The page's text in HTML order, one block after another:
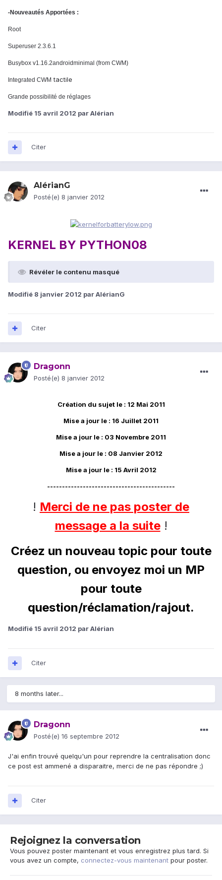
-Nouveautés Apportées :
Root
Superuser 2.3.6.1
Busybox v1.16.2androidminimal (from CWM)
Integrated CWM tactile
Grande possibilité de réglages
Modifié 15 avril 2012 par Alérian
Citer
AlérianG
Posté(e) 8 janvier 2012
KERNEL BY PYTHON08
Révéler le contenu masqué
Modifié 8 janvier 2012 par AlérianG
Citer
Dragonn
Posté(e) 8 janvier 2012
Création du sujet le : 12 Mai 2011
Mise a jour le : 16 Juillet 2011
Mise a jour le : 03 Novembre 2011
Mise a jour le : 08 Janvier 2012
Mise a jour le : 15 Avril 2012
-------------------------------------------
! Merci de ne pas poster de
message a la suite!
Créez un nouveau topic pour toute
question, ou envoyez moi un MP
pour toute
question/réclamation/rajout.
Modifié 15 avril 2012 par Alérian
Citer
8 months later...
Dragonn
Posté(e) 16 septembre 2012
J'ai enfin trouvé quelqu'un pour reprendre la centralisation donc
ce post est ammené a disparaitre, merci de ne pas répondre ;)
Citer
Rejoignez la conversation
Vous pouvez poster maintenant et vous enregistrez plus tard. Si
vous avez un compte, connectez-vous maintenant pour poster.